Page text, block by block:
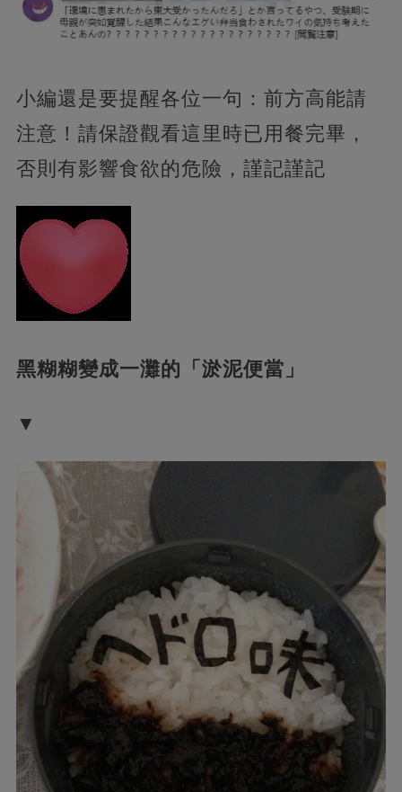
小編還是要提醒各位一句：前方高能請
注意！請保證觀看這里時已用餐完畢，
否則有影響食欲的危險，謹記謹記
黑糊糊變成一灘的「淤泥便當」
▼